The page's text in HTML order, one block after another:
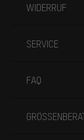
WIDERRUF
SERVICE
FAQ